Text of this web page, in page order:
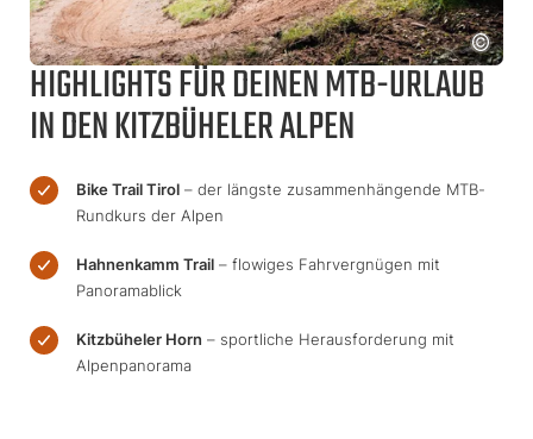
HIGHLIGHTS FÜR DEINEN MTB-URLAUB
IN DEN KITZBÜHELER ALPEN
Bike Trail Tirol – der längste zusammenhängende MTB-
Rundkurs der Alpen
Hahnenkamm Trail – flowiges Fahrvergnügen mit
Panoramablick
Kitzbüheler Horn – sportliche Herausforderung mit
Alpenpanorama